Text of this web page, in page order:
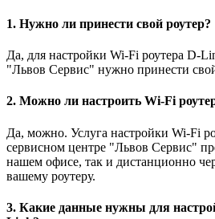
1. Нужно ли принести свой роутер?
Да, для настройки Wi-Fi роутера D-
"Львов Сервис" нужно принести
2. Можно ли настроить Wi-Fi
Да, можно. Услуга настройки Wi-Fi
сервисном центре "Львов Сервис"
нашем офисе, так и дистанционно
вашему роутеру.
3. Какие данные нужны для